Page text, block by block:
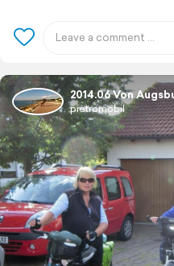
2014.06 Von
pietromobil